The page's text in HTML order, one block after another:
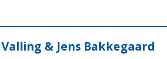
& Jens Bakkegaard